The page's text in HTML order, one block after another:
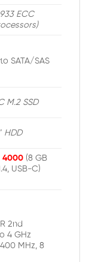
ECC
SATA/SAS
M.2 SSD
HDD
4000 (8 GB
USB-C)
2nd
4 GHz
MHz, 8